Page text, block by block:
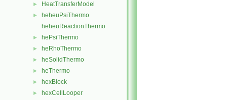
► HeatTransferModel
►
heheuPsiThermo
heheuReactionThermo
► hePsiThermo
► heRhoThermo
► heSolidThermo
► heThermo
► hexBlock
► hexCellLooper